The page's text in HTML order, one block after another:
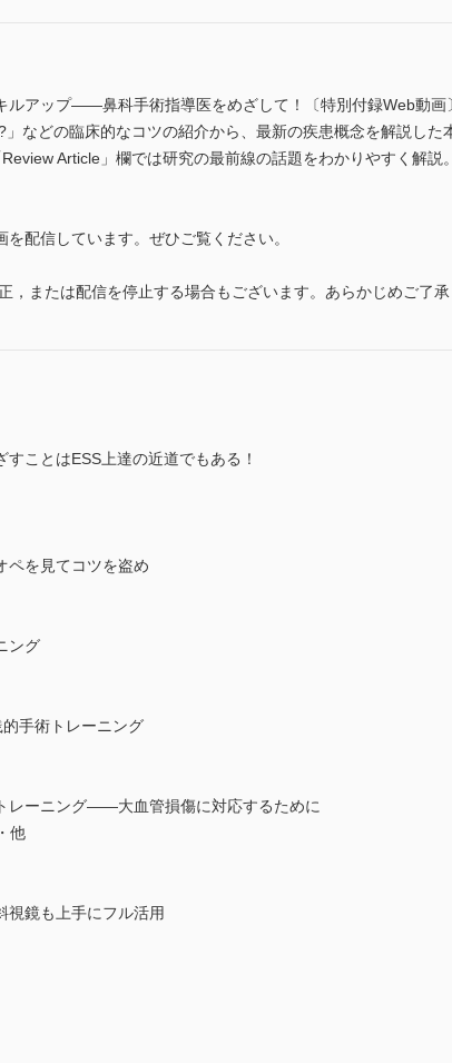
アップ――鼻科手術指導医をめざして！〔特別付録Web動画
などの臨床的なコツの紹介から、最新の疾患概念を解説し
Article」欄では研究の最前線の話題をわかりやすく解
配信しています。ぜひご覧ください。
または配信を停止する場合もございます。あらかじめご了承
ことはESS上達の近道でもある！
を見てコツを盗め
ング
手術トレーニング
レーニング――大血管損傷に対応するために
他
鏡も上手にフル活用